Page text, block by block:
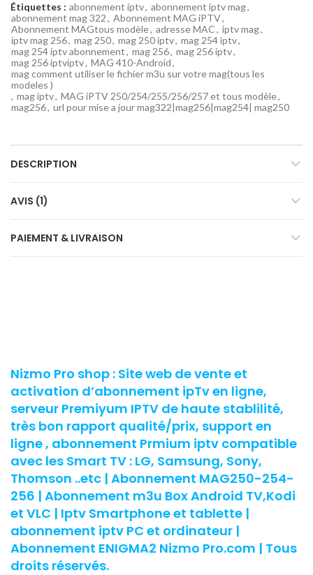
Étiquettes : abonnement iptv, abonnement iptv mag,
abonnement mag 322, Abonnement MAG iPTV,
Abonnement MAGtous modèle, adresse MAC, iptv mag,
iptv mag 256, mag 250, mag 250 iptv, mag 254 iptv,
mag 254 iptv abonnement, mag 256, mag 256 iptv,
mag 256 iptviptv, MAG 410-Android,
mag comment utiliser le fichier m3u sur votre mag(tous les
modeles )
, mag iptv, MAG iPTV 250/254/255/256/257 et tous modèle,
mag256, url pour mise a jour mag322|mag256|mag254| mag250
DESCRIPTION
AVIS (1)
PAIEMENT & LIVRAISON
Nizmo Pro shop : Site web de vente et
activation d’abonnement ipTv en ligne,
serveur Premiyum IPTV de haute stablilité,
très bon rapport qualité/prix, support en
ligne , abonnement Prmium iptv compatible
avec les Smart TV : LG, Samsung, Sony,
Thomson ..etc | Abonnement MAG250-254-
256 | Abonnement m3u Box Android TV,Kodi
et VLC | Iptv Smartphone et tablette |
abonnement iptv PC et ordinateur |
Abonnement ENIGMA2 Nizmo Pro.com | Tous
droits réservés.